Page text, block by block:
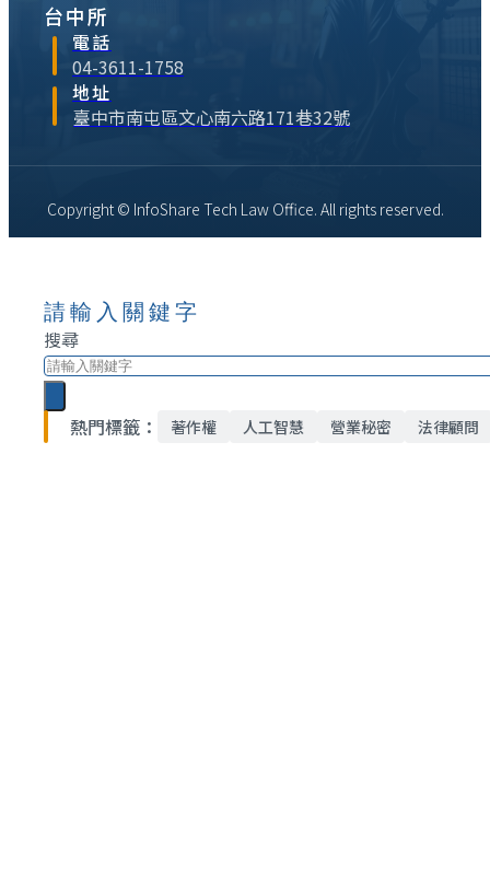
台中所
電話
04-3611-1758
地址
臺中市南屯區文心南六路171巷32號
Copyright © InfoShare Tech Law Office. All rights reserved.
請輸入關鍵字
搜尋
熱門標籤： 著作權 人工智慧 營業秘密 法律顧問